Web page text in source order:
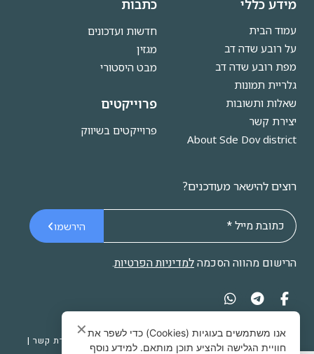
מידע כללי
עמוד הבית
על רובע שדה דב
מפת רובע שדה דב
גלריית תמונות
שאלות ותשובות
יצירת קשר
About Sde Dov district
כתבות
חדשות ועדכונים
מגזין
מבט היסטורי
פרוייקטים
פרוייקטים בשיווק
רוצים להישאר מעודכנים?
הירשמו
הרישום מהווה הסכמהלמדיניות הפרטיות.
© 2026 כל הזכויות שמורות לאתר רובע שדה דב | יצירת קשר |
אנו משתמשים בעוגיות (Cookies) כדי לשפר את
חוויית הגלישה ולהציע תוכן מותאם. למידע נוסף
✕